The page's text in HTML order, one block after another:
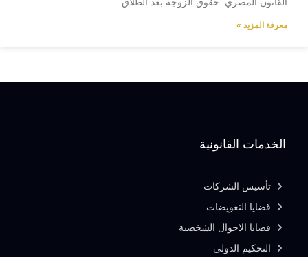
معرفة المزيد »
الخدمات القانونية
تأسيس الشركات
قضايا التعويضات
قضايا الاحوال الشخصية
التحكيم الدولى